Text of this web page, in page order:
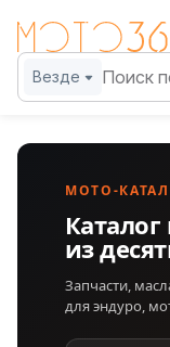
Везде
МОТО-
из
Запчасти,
для эндуро,